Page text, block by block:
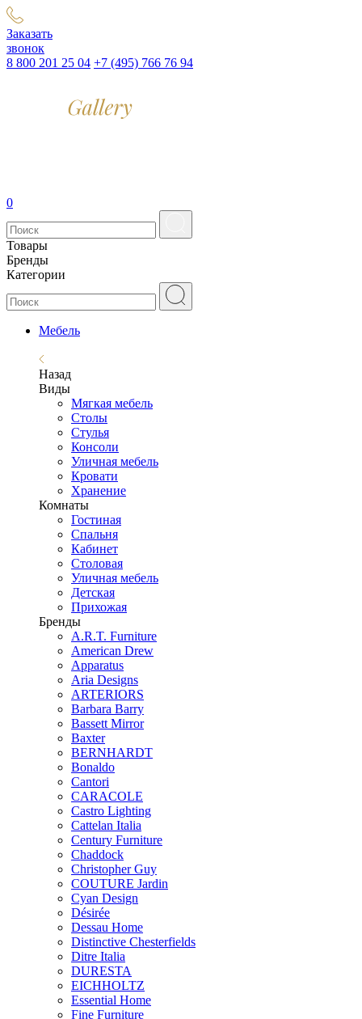
Заказать
звонок
8 800 201 25 04 +7 (495) 766 76 94
0
Товары
Бренды
Категории
Мебель
Назад
Виды
Мягкая мебель
Столы
Стулья
Консоли
Уличная мебель
Кровати
Хранение
Комнаты
Гостиная
Спальня
Кабинет
Столовая
Уличная мебель
Детская
Прихожая
Бренды
A.R.T. Furniture
American Drew
Apparatus
Aria Designs
ARTERIORS
Barbara Barry
Bassett Mirror
Baxter
BERNHARDT
Bonaldo
Cantori
CARACOLE
Castro Lighting
Cattelan Italia
Century Furniture
Chaddock
Christopher Guy
COUTURE Jardin
Cyan Design
Désirée
Dessau Home
Distinctive Chesterfields
Ditre Italia
DURESTA
EICHHOLTZ
Essential Home
Fine Furniture